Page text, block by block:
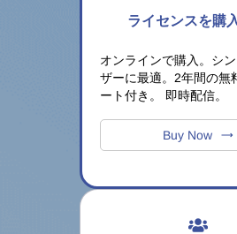
ライセンスを購
オンラインで購入。シ
ザーに最適。2年間の無
ート付き。
即時配信。
Buy Now